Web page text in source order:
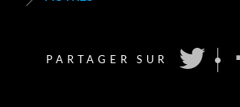
PARTAGER SUR